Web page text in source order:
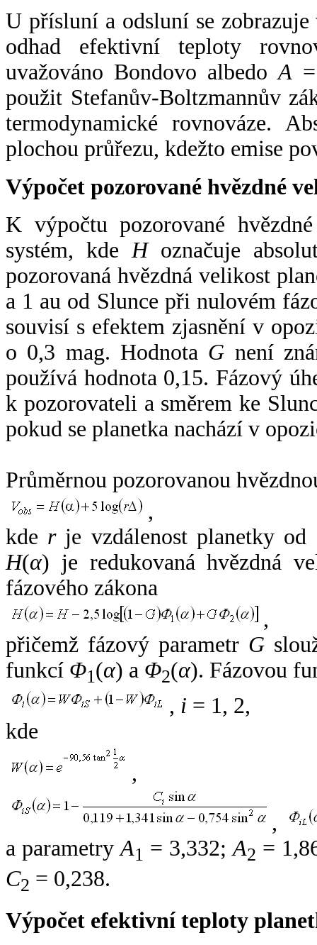
U přísluní a odsluní se
odhad efektivní teploty
uvažováno Bondovo albedoA
použit Stefanův-Boltzmannův
termodynamické rovnováze.
plochou průřezu, kdežto emise
Výpočet pozorované hvězdné
K výpočtu pozorované
systém, kde Hoznačuje
pozorovaná hvězdná velikost
a 1 au od Slunce při nulovém
souvisí s efektem zjasnění v
o 0,3 mag. Hodnota G není
používá hodnota 0,15. Fázový
k pozorovateli a směrem ke
pokud se planetka nachází v
Průměrnou pozorovanou
,
kde rje vzdálenost planetky od
H(α) je redukovaná hvězdná
fázového zákona
,
přičemž fázový parametr G
funkcí Φ1(α) a Φ2(α). Fázovou
, i = 1, 2,
kde
,
,
a parametryA1 = 3,332;A2 =
C2 = 0,238.
Výpočet efektivní teploty